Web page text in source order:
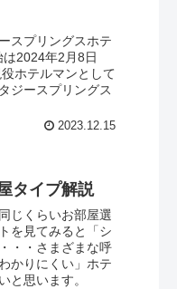
スプリングスホテ
2024年2月8日
ホテルマンとして
ジースプリングス
2023.12.15
タイプ解説
じくらいお部屋選
を見てみると「シ
・・さまざまな呼
かりにくい」ホテ
と思います。